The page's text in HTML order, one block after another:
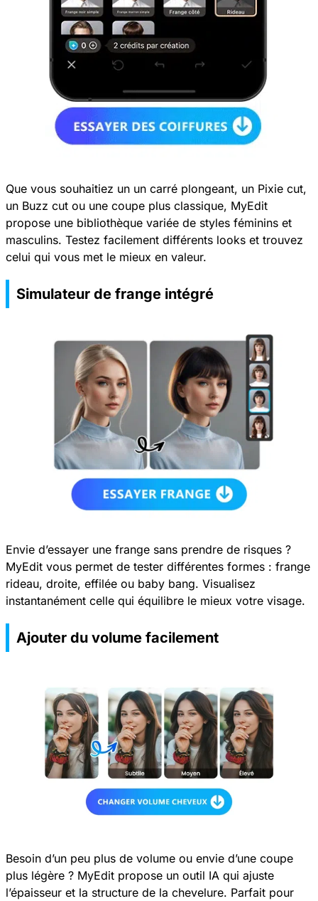
Que vous souhaitiez un un carré plongeant, un Pixie cut,
un Buzz cut ou une coupe plus classique, MyEdit
propose une bibliothèque variée de styles féminins et
masculins. Testez facilement différents looks et trouvez
celui qui vous met le mieux en valeur.
Simulateur de frange intégré
Envie d’essayer une frange sans prendre de risques ?
MyEdit vous permet de tester différentes formes : frange
rideau, droite, effilée ou baby bang. Visualisez
instantanément celle qui équilibre le mieux votre visage.
Ajouter du volume facilement
Besoin d’un peu plus de volume ou envie d’une coupe
plus légère ? MyEdit propose un outil IA qui ajuste
l’épaisseur et la structure de la chevelure. Parfait pour